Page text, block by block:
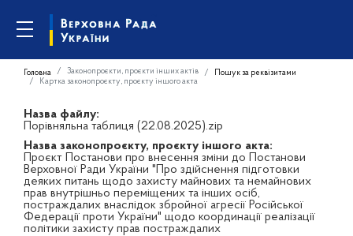
Головна Законопроєкти, проєкти інших актів
Пошук за реквізитами
Картка законопроєкту, проєкту іншого акта
Назва файлу:
Порівняльна таблиця (22.08.2025).zip
Назва законопроєкту, проєкту іншого акта:
Проєкт Постанови про внесення зміни до Постанови
Верховної Ради України "Про здійснення підготовки
деяких питань щодо захисту майнових та немайнових
прав внутрішньо переміщених та інших осіб,
постраждалих внаслідок збройної агресії Російської
Федерації проти України" щодо координації реалізації
політики захисту прав постраждалих